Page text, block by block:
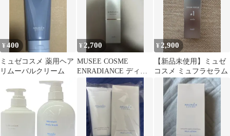
¥400
ミュゼコスメ 薬用ヘア
リムーバルクリーム
¥ 2,700
MUSEE COSME
ENRADIANCE ディー
プクリアウォッシュ
¥ 2,900
【新品未使用】ミュゼ
コスメ ミュフラセラム